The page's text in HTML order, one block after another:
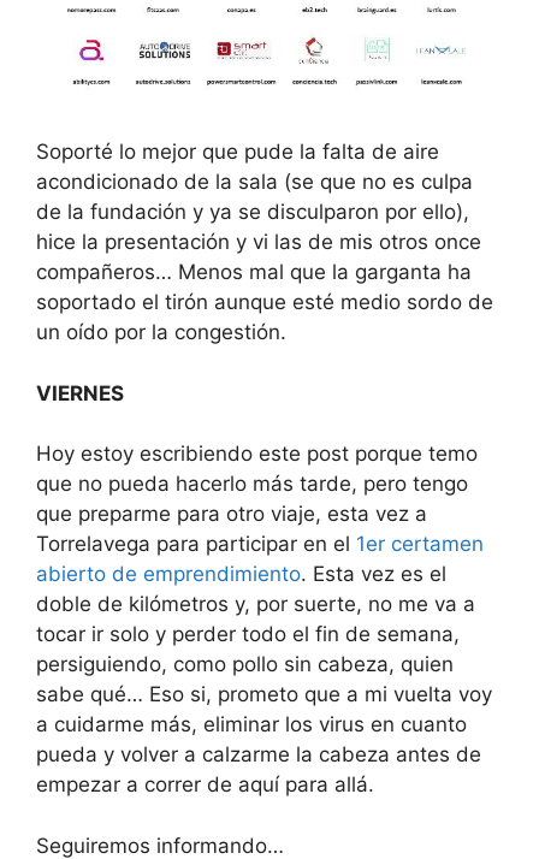
Soporté lo mejor que pude la falta de aire
acondicionado de la sala (se que no es culpa
de la fundación y ya se disculparon por ello),
hice la presentación y vi las de mis otros once
compañeros… Menos mal que la garganta ha
soportado el tirón aunque esté medio sordo de
un oído por la congestión.
VIERNES
Hoy estoy escribiendo este post porque temo
que no pueda hacerlo más tarde, pero tengo
que preparme para otro viaje, esta vez a
Torrelavega para participar en el 1er certamen
abierto de emprendimiento. Esta vez es el
doble de kilómetros y, por suerte, no me va a
tocar ir solo y perder todo el fin de semana,
persiguiendo, como pollo sin cabeza, quien
sabe qué… Eso si, prometo que a mi vuelta voy
a cuidarme más, eliminar los virus en cuanto
pueda y volver a calzarme la cabeza antes de
empezar a correr de aquí para allá.
Seguiremos informando…